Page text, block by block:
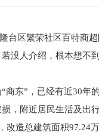
区繁荣社区百特商超
没人介绍，根本想不
东”，已经有近30年
，附近居民生活及出
改造总建筑面积97.24